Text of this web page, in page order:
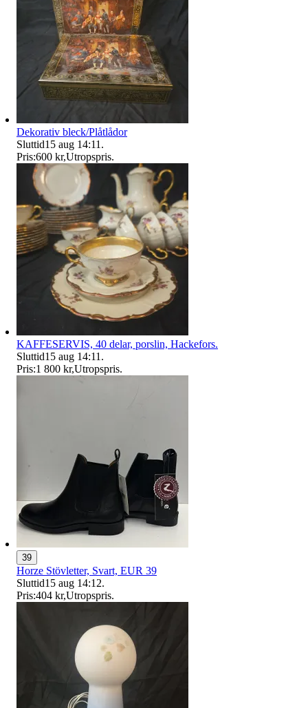
Dekorativ bleck/Plåtlådor
Sluttid15 aug 14:11 .
Pris:600 kr,Utropspris.
KAFFESERVIS, 40 delar, porslin, Hackefors.
Sluttid15 aug 14:11 .
Pris:1 800 kr,Utropspris.
39
Horze Stövletter, Svart, EUR 39
Sluttid15 aug 14:12.
Pris:404 kr,Utropspris.